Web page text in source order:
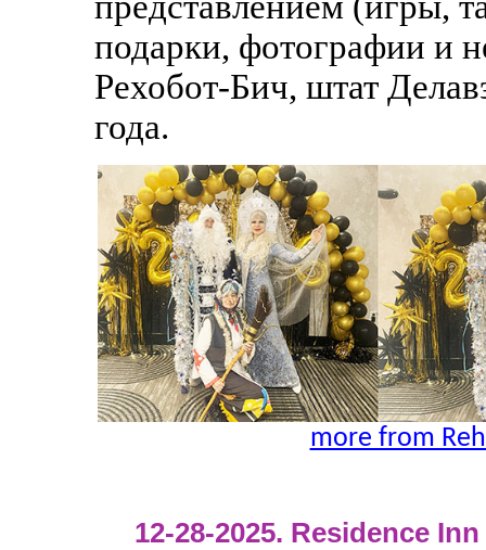
подарки, фотографии и
Рехобот-Бич, штат
года.
more from
12-28-2025. Residence